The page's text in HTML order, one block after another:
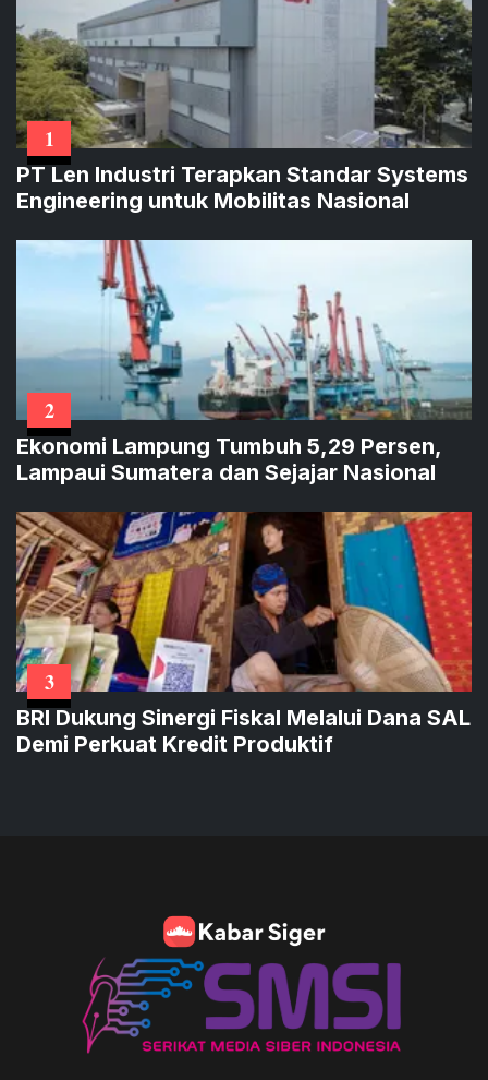
1
PT Len Industri Terapkan Standar Systems
Engineering untuk Mobilitas Nasional
2
Ekonomi Lampung Tumbuh 5,29 Persen,
Lampaui Sumatera dan Sejajar Nasional
3
BRI Dukung Sinergi Fiskal Melalui Dana SAL
Demi Perkuat Kredit Produktif